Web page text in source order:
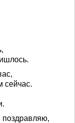
сейчас.
поздравляю,